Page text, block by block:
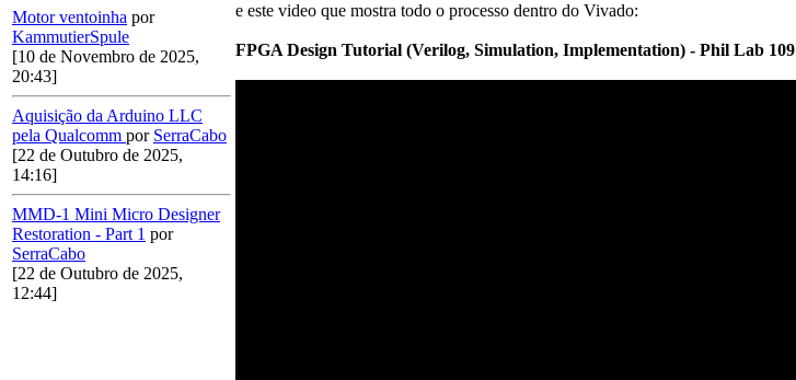
Motor ventoinha por
KammutierSpule
[10 de Novembro de 2025,
20:43]
Aquisição da Arduino LLC
pela Qualcomm por SerraCabo
[22 de Outubro de 2025,
14:16]
MMD-1 Mini Micro Designer
Restoration - Part 1 por
SerraCabo
[22 de Outubro de 2025,
12:44]
e este video que mostra todo o processo dentro do Vivado:
FPGA Design Tutorial (Verilog, Simulation, Implementation) - Phil Lab 109